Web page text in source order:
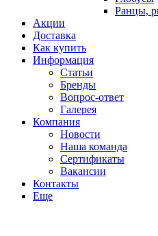
Ранцы,
Акции
Доставка
Как купить
Информация
Статьи
Бренды
Вопрос-ответ
Галерея
Компания
Новости
Наша команда
Сертификаты
Вакансии
Контакты
Еще